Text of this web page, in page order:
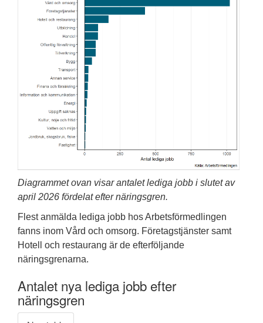
Diagrammet ovan visar antalet lediga jobb i slutet av
april 2026 fördelat efter näringsgren.
Flest anmälda lediga jobb hos Arbetsförmedlingen
fanns inom Vård och omsorg. Företagstjänster samt
Hotell och restaurang är de efterföljande
näringsgrenarna.
Antalet nya lediga jobb efter
näringsgren